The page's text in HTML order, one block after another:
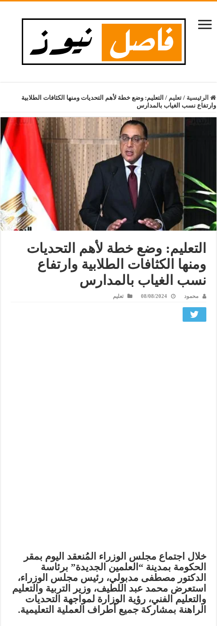
الرئيسية / تعليم / التعليم: وضع خطة لأهم التحديات ومنها الكثافات الطلابية
وارتفاع نسب الغياب بالمدارس
التعليم: وضع خطة لأهم التحديات
ومنها الكثافات الطلابية وارتفاع
نسب الغياب بالمدارس
محمود 08/08/2024 تعليم
خلال اجتماع مجلس الوزراء المُنعقد اليوم بمقر
الحكومة بمدينة “العلمين الجديدة” برئاسة
الدكتور مصطفى مدبولي، رئيس مجلس الوزراء،
استعرض محمد عبد اللطيف، وزير التربية والتعليم
والتعليم الفني، رؤية الوزارة لمواجهة التحديات
الراهنة بمشاركة جميع أطراف العملية التعليمية.